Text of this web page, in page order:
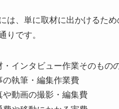
は、単に取材に出かけるた
りです。
・インタビュー作業そのもの
の執筆・編集作業費
や動画の撮影・編集費